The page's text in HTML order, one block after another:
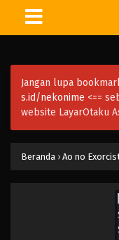
Jangan lupa
s.id/nekonime <==
website LayarOtaku
Beranda › Ao no